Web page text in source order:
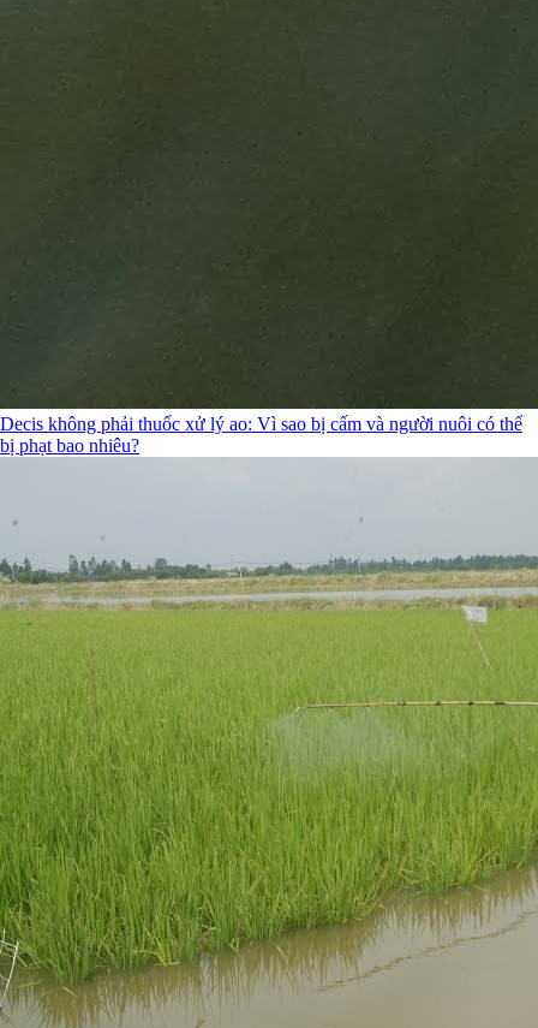
Decis không phải thuốc xử lý ao: Vì sao bị cấm và người nuôi có thể
bị phạt bao nhiêu?